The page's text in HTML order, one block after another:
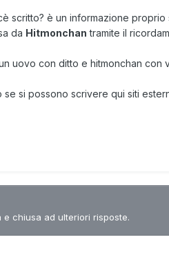
scritto? è un informazione
da Hitmonchan tramite il
uovo con ditto e hitmonchan
se si possono scrivere qui siti
chiusa ad ulteriori risposte.